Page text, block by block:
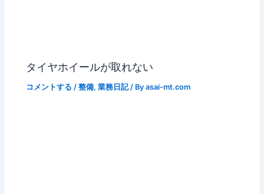
タイヤホイールが取れない
コメントする /整備,業務日記/ Byasai-mt.com